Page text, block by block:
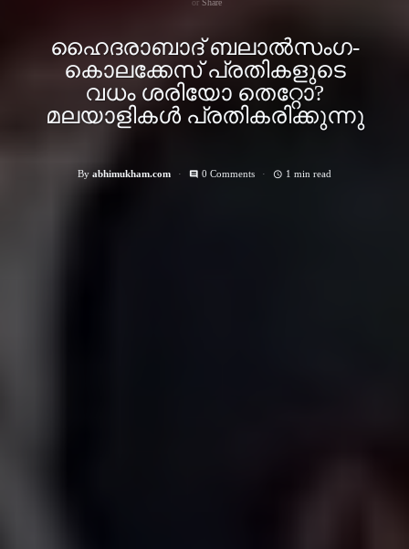
ഹൈദരാബാദ് ബലാല്‍സംഗ-
കൊലക്കേസ്‌ പ്രതികളുടെ
വധം ശരിയോ തെറ്റോ?
മലയാളികള്‍ പ്രതികരിക്കുന്നു
By abhimukham.com comment 0 Comments access_time 1 min read